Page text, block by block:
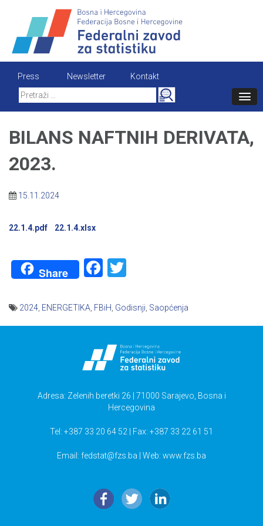
content
Press Newsletter
Kontakt
Search
for:
BILANS NAFTNIH DERIVATA,
2023.
15.11.2024
22.1.4.pdf 22.1.4.xlsx
Share Facebook
2024 ENERGETIKA FBiH Godisnji Saopćenja
Adresa: Zelenih beretki 26 | 71000 Sarajevo, Bosna i
Hercegovina
Tel: +387 33 20 64 52 | Fax: +387 33 22 61 51
Email: fedstat@fzs.ba | Web: www.fzs.ba